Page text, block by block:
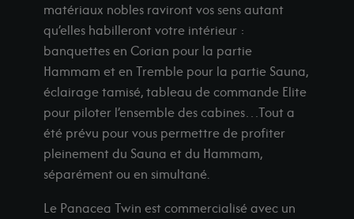
matériaux nobles raviront vos sens autant
qu’elles habilleront votre intérieur :
banquettes en Corian pour la partie
Hammam et en Tremble pour la partie Sauna,
éclairage tamisé, tableau de commande Elite
pour piloter l’ensemble des cabines…Tout a
été prévu pour vous permettre de profiter
pleinement du Sauna et du Hammam,
séparément ou en simultané.
Le Panacea Twin est commercialisé avec un